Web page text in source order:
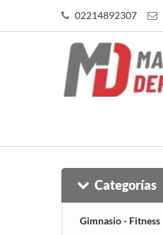
02214892307
Categorías
Gimnasio - Fitness